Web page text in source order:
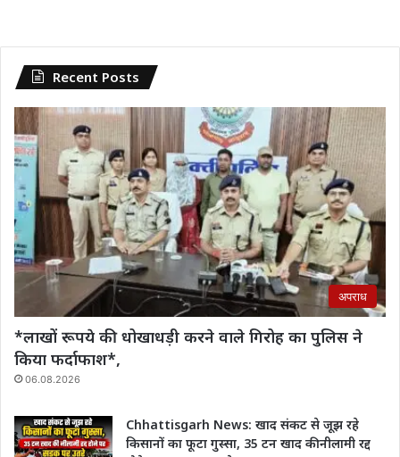
Recent Posts
अपराध
*लाखों रूपये की धोखाधड़ी करने वाले गिरोह का पुलिस ने
किया फर्दाफाश*,
06.08.2026
Chhattisgarh News: खाद संकट से जूझ रहे
किसानों का फूटा गुस्सा, 35 टन खाद की नीलामी रद्द